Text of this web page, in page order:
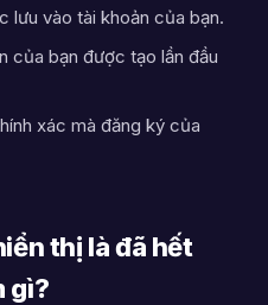
lưu vào tài khoản của bạn.
của bạn được tạo lần đầu
xác mà đăng ký của
thị là đã hết
gì?